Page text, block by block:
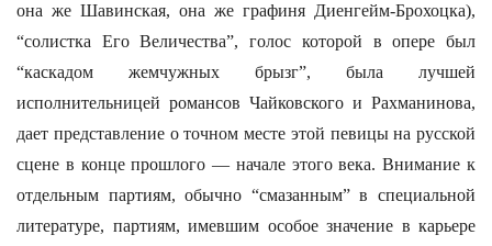
она же Шавинская, она же графиня Диенгейм-Брохоцка),
“солистка Его Величества”, голос которой в опере был
“каскадом жемчужных брызг”, была лучшей
исполнительницей романсов Чайковского и Рахманинова,
дает представление о точном месте этой певицы на русской
сцене в конце прошлого — начале этого века. Внимание к
отдельным партиям, обычно “смазанным” в специальной
литературе, партиям, имевшим особое значение в карьере